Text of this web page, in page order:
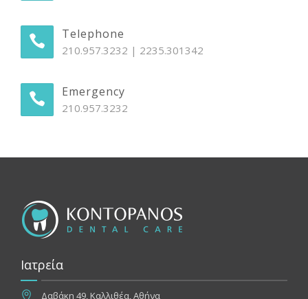
Telephone
210.957.3232 | 2235.301342
Emergency
210.957.3232
Ιατρεία
Δαβάκη 49, Καλλιθέα, Αθήνα